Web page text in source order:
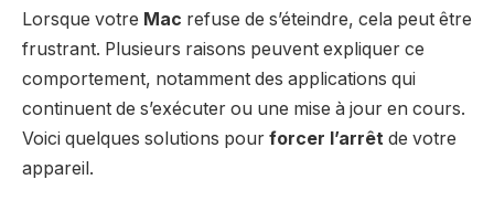
Lorsque votre Mac refuse de s’éteindre, cela peut être
frustrant. Plusieurs raisons peuvent expliquer ce
comportement, notamment des applications qui
continuent de s’exécuter ou une mise à jour en cours.
Voici quelques solutions pour forcer l’arrêt de votre
appareil.